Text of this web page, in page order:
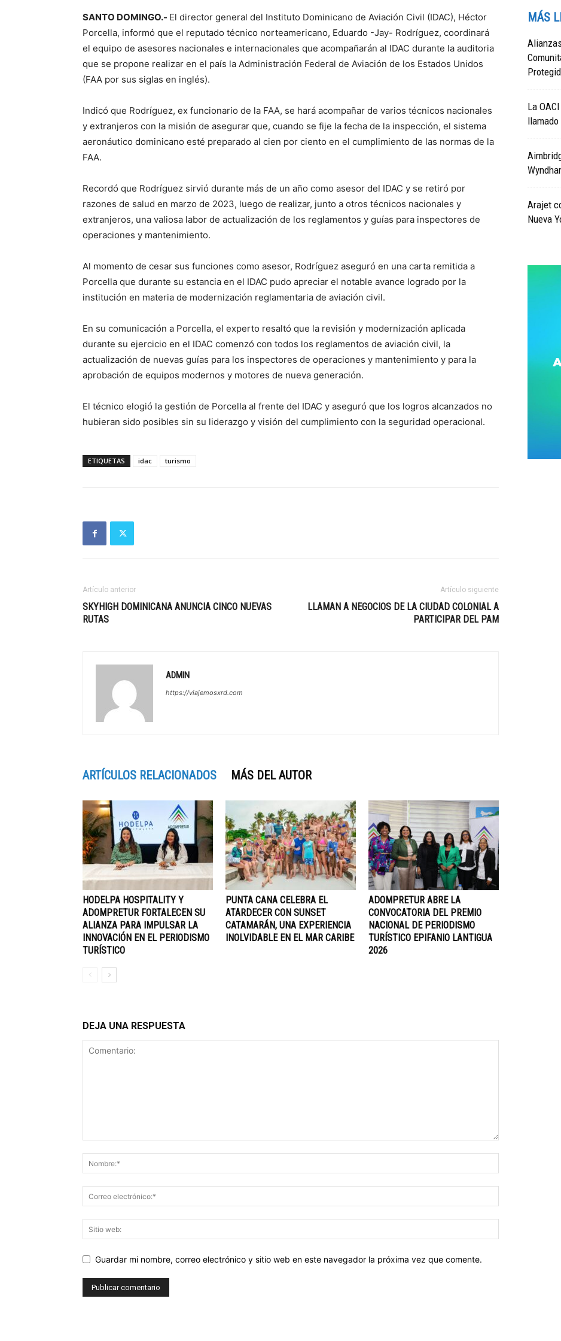
SANTO DOMINGO.- El director general del Instituto Dominicano de Aviación Civil (IDAC), Héctor
Porcella, informó que el reputado técnico norteamericano, Eduardo -Jay- Rodríguez, coordinará
el equipo de asesores nacionales e internacionales que acompañarán al IDAC durante la auditoria
que se propone realizar en el país la Administración Federal de Aviación de los Estados Unidos
(FAA por sus siglas en inglés).
Indicó que Rodríguez, ex funcionario de la FAA, se hará acompañar de varios técnicos nacionales
y extranjeros con la misión de asegurar que, cuando se fije la fecha de la inspección, el sistema
aeronáutico dominicano esté preparado al cien por ciento en el cumplimiento de las normas de la
FAA.
Recordó que Rodríguez sirvió durante más de un año como asesor del IDAC y se retiró por
razones de salud en marzo de 2023, luego de realizar, junto a otros técnicos nacionales y
extranjeros, una valiosa labor de actualización de los reglamentos y guías para inspectores de
operaciones y mantenimiento.
Al momento de cesar sus funciones como asesor, Rodríguez aseguró en una carta remitida a
Porcella que durante su estancia en el IDAC pudo apreciar el notable avance logrado por la
institución en materia de modernización reglamentaria de aviación civil.
En su comunicación a Porcella, el experto resaltó que la revisión y modernización aplicada
durante su ejercicio en el IDAC comenzó con todos los reglamentos de aviación civil, la
actualización de nuevas guías para los inspectores de operaciones y mantenimiento y para la
aprobación de equipos modernos y motores de nueva generación.
El técnico elogió la gestión de Porcella al frente del IDAC y aseguró que los logros alcanzados no
hubieran sido posibles sin su liderazgo y visión del cumplimiento con la seguridad operacional.
ETIQUETAS idac turismo
Artículo anterior
SKYHIGH DOMINICANA ANUNCIA CINCO NUEVAS
RUTAS
Artículo siguiente
LLAMAN A NEGOCIOS DE LA CIUDAD COLONIAL A
PARTICIPAR DEL PAM
ADMIN
https://viajemosxrd.com
ARTÍCULOS RELACIONADOS MÁS DEL AUTOR
HODELPA HOSPITALITY Y
ADOMPRETUR FORTALECEN SU
ALIANZA PARA IMPULSAR LA
INNOVACIÓN EN EL PERIODISMO
TURÍSTICO
PUNTA CANA CELEBRA EL
ATARDECER CON SUNSET
CATAMARÁN, UNA EXPERIENCIA
INOLVIDABLE EN EL MAR CARIBE
ADOMPRETUR ABRE LA
CONVOCATORIA DEL PREMIO
NACIONAL DE PERIODISMO
TURÍSTICO EPIFANIO LANTIGUA
2026
DEJA UNA RESPUESTA
Guardar mi nombre, correo electrónico y sitio web en este navegador la próxima vez que comente.
MÁS
La
Arajet
Nueva